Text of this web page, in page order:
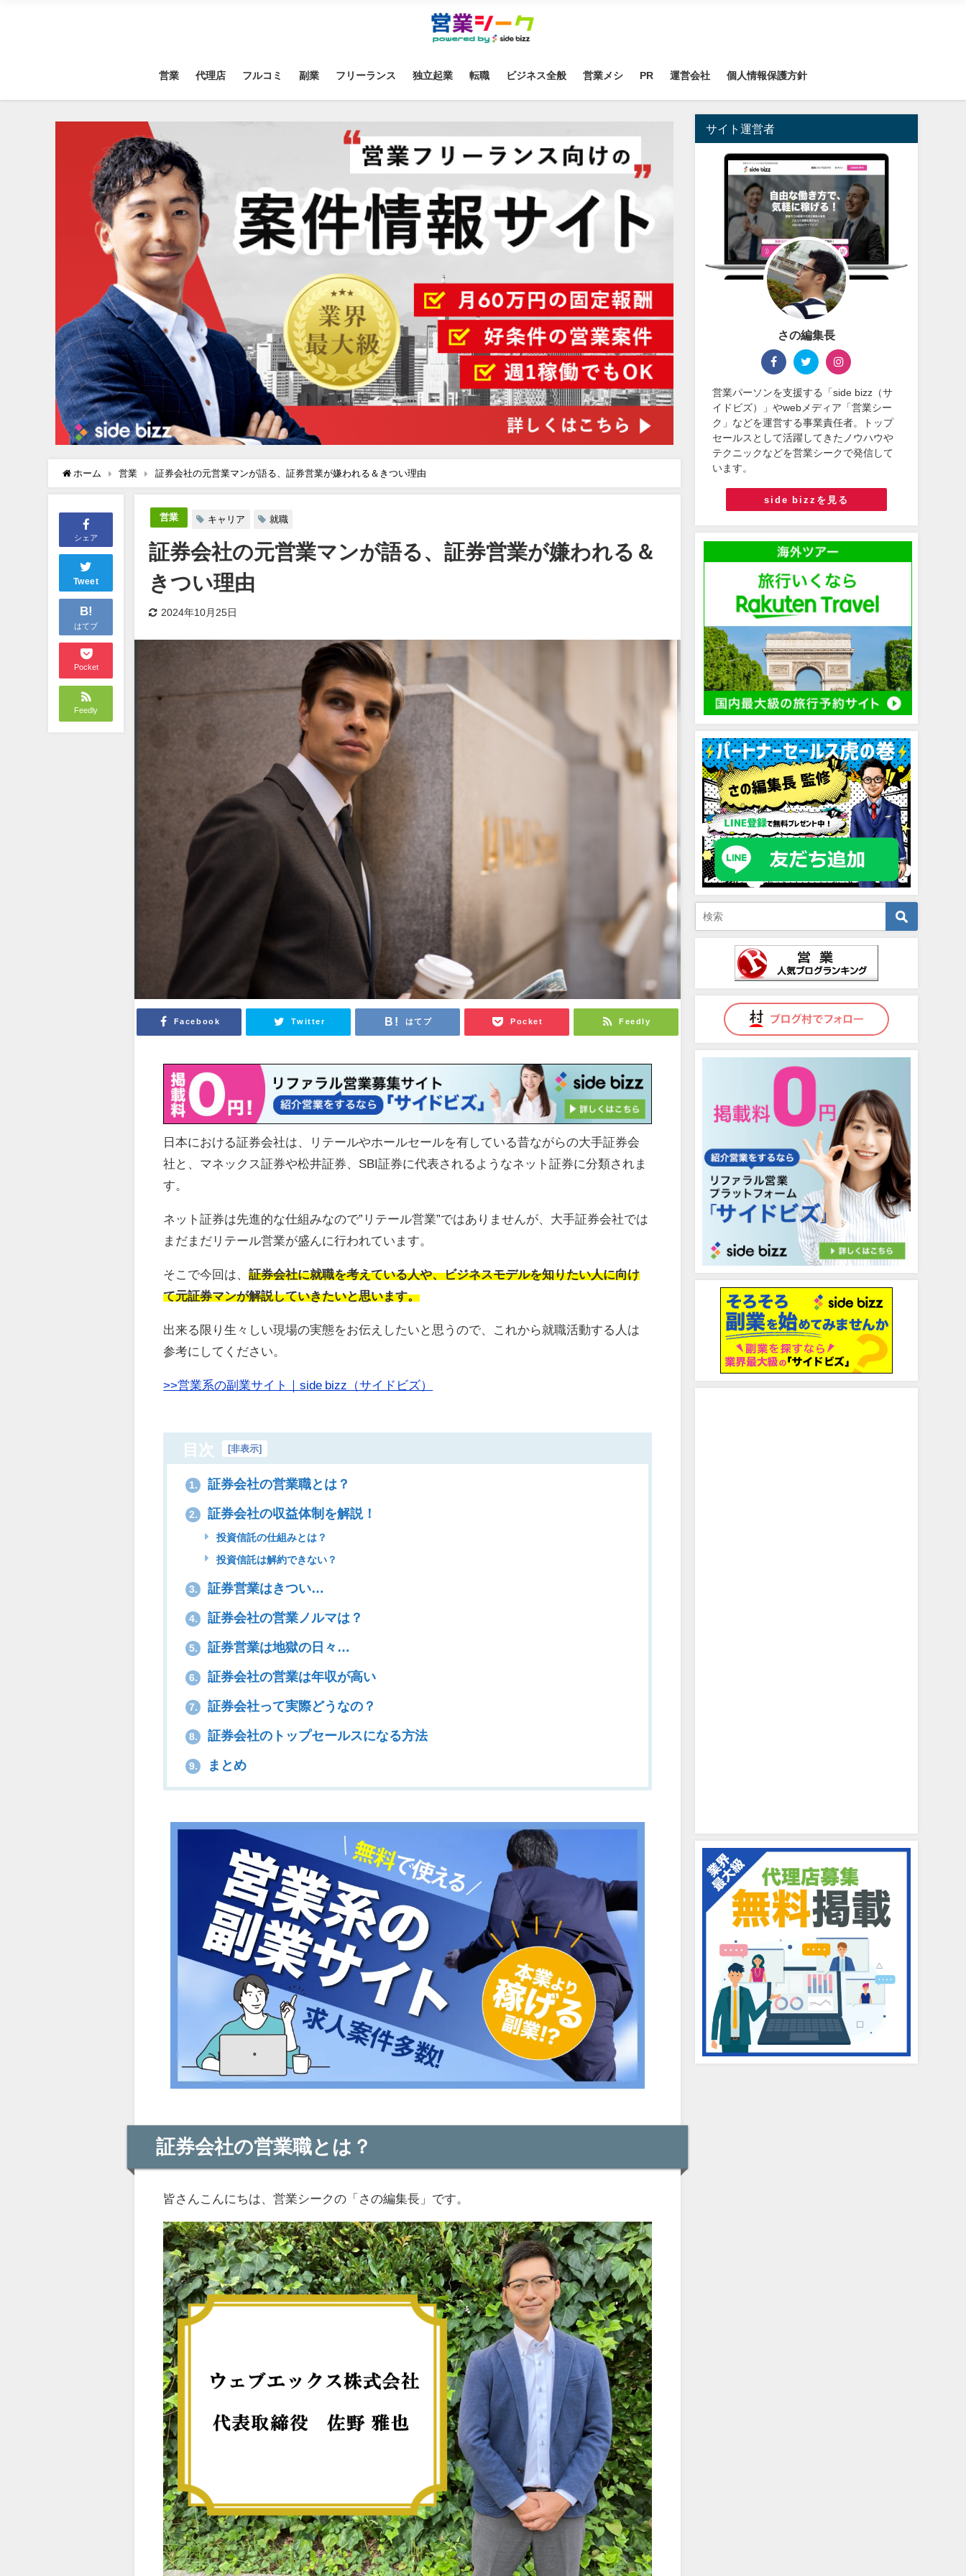
営業 代理店 フルコミ 副業 フリーランス 独立起業 転職 ビジネス全般 営業メシ PR 運営会社 個人情報保護方針
ホーム 営業 証券会社の元営業マンが語る、証券営業が嫌われる＆きつい理由
シェア
Tweet
B!
はてブ
Pocket
Feedly
営業 キャリア 就職
証券会社の元営業マンが語る、証券営業が嫌われる＆
きつい理由
2024年10月25日
Facebook Twitter はてブ Pocket Feedly
日本における証券会社は、リテールやホールセールを有している昔ながらの大手証券会
社と、マネックス証券や松井証券、SBI証券に代表されるようなネット証券に分類されま
す。
ネット証券は先進的な仕組みなので”リテール営業”ではありませんが、大手証券会社では
まだまだリテール営業が盛んに行われています。
そこで今回は、証券会社に就職を考えている人や、ビジネスモデルを知りたい人に向け
て元証券マンが解説していきたいと思います。
出来る限り生々しい現場の実態をお伝えしたいと思うので、これから就職活動する人は
参考にしてください。
>>営業系の副業サイト｜side bizz（サイドビズ）
目次 [非表示]
1. 証券会社の営業職とは？
2. 証券会社の収益体制を解説！
投資信託の仕組みとは？
投資信託は解約できない？
3. 証券営業はきつい…
4. 証券会社の営業ノルマは？
5. 証券営業は地獄の日々…
6. 証券会社の営業は年収が高い
7. 証券会社って実際どうなの？
8. 証券会社のトップセールスになる方法
9. まとめ
証券会社の営業職とは？
皆さんこんにちは、営業シークの「さの編集長」です。
サイト運営者
さの編集長
営業パーソンを支援する「side bizz（サ
イドビズ）」やwebメディア「営業シー
ク」などを運営する事業責任者。トップ
セールスとして活躍してきたノウハウや
テクニックなどを営業シークで発信して
います。
side bizzを見る